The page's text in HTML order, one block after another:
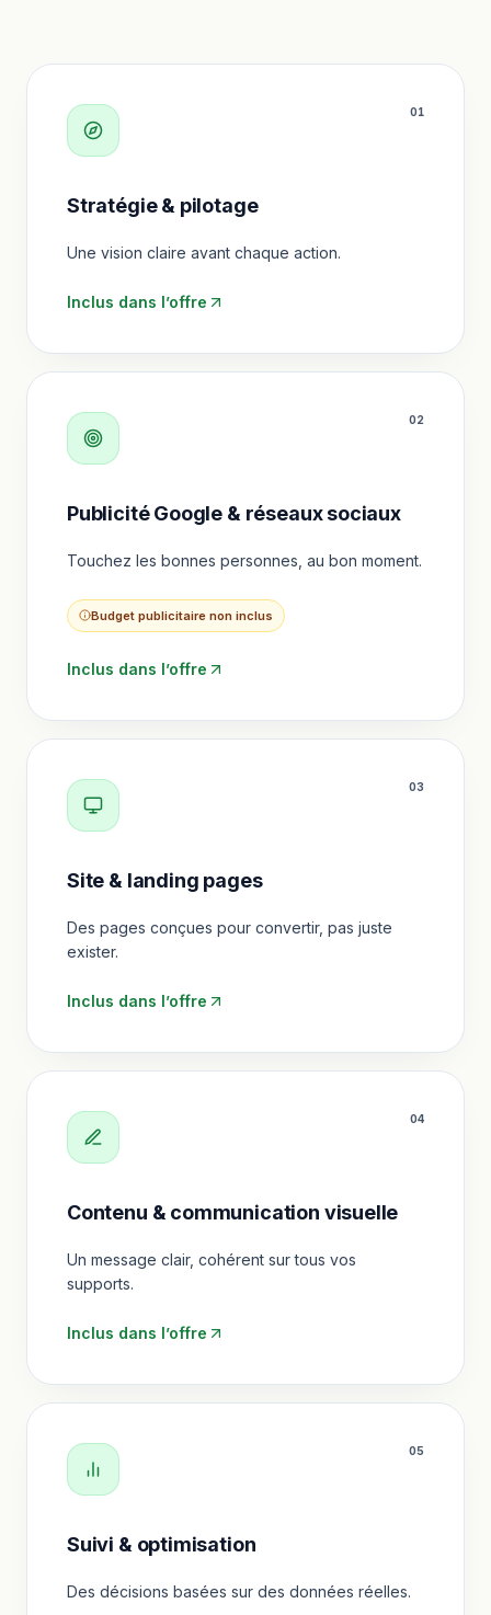
01
Stratégie & pilotage
Une vision claire avant chaque action.
Inclus dans l’offre
02
Publicité Google & réseaux sociaux
Touchez les bonnes personnes, au bon moment.
Budget publicitaire non inclus
Inclus dans l’offre
03
Site & landing pages
Des pages conçues pour convertir, pas juste
exister.
Inclus dans l’offre
04
Contenu & communication visuelle
Un message clair, cohérent sur tous vos
supports.
Inclus dans l’offre
05
Suivi & optimisation
Des décisions basées sur des données réelles.